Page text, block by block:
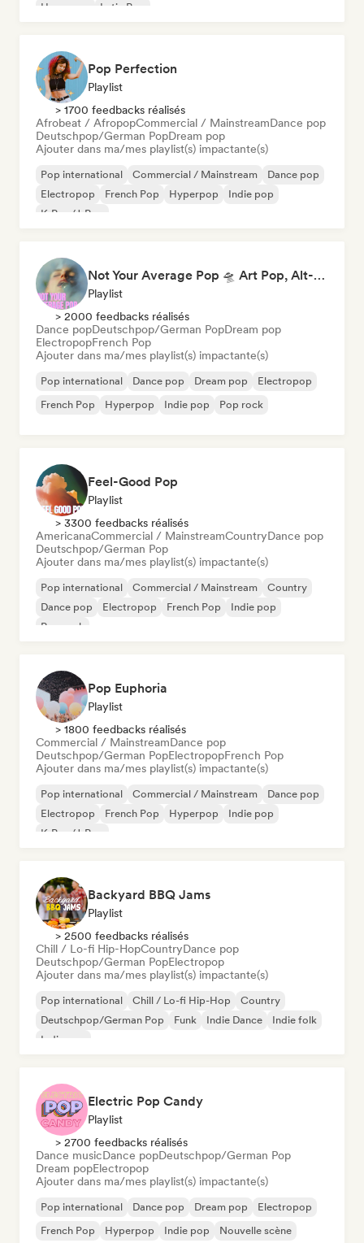
Hyperpop
Latin Pop
Pop Perfection
Playlist
> 1700 feedbacks réalisés
Afrobeat / AfropopCommercial / MainstreamDance pop
Deutschpop/German PopDream pop
Ajouter dans ma/mes playlist(s) impactante(s)
Pop international Commercial / Mainstream
Dance pop
Electropop
French Pop Hyperpop
Indie pop
K-Pop/J-Pop
Not Your Average Pop 🛸 Art Pop, Alt-Pop & Indie Pop
Playlist
> 2000 feedbacks réalisés
Dance popDeutschpop/German PopDream pop
ElectropopFrench Pop
Ajouter dans ma/mes playlist(s) impactante(s)
Pop international Dance pop Dream pop
Electropop
French Pop
Hyperpop Indie pop Pop rock
Feel-Good Pop
Playlist
> 3300 feedbacks réalisés
AmericanaCommercial / MainstreamCountryDance pop
Deutschpop/German Pop
Ajouter dans ma/mes playlist(s) impactante(s)
Pop international Commercial / Mainstream
Country
Dance pop
Electropop French Pop
Indie pop
Pop rock
Pop Euphoria
Playlist
> 1800 feedbacks réalisés
Commercial / MainstreamDance pop
Deutschpop/German PopElectropopFrench Pop
Ajouter dans ma/mes playlist(s) impactante(s)
Pop international Commercial / Mainstream
Dance pop
Electropop
French Pop Hyperpop
Indie pop
K-Pop/J-Pop
Backyard BBQ Jams
Playlist
> 2500 feedbacks réalisés
Chill / Lo-fi Hip-HopCountryDance pop
Deutschpop/German PopElectropop
Ajouter dans ma/mes playlist(s) impactante(s)
Pop international Chill / Lo-fi Hip-Hop
Country
Deutschpop/German Pop
Funk Indie Dance
Indie folk
Indie pop
Electric Pop Candy
Playlist
> 2700 feedbacks réalisés
Dance musicDance popDeutschpop/German Pop
Dream popElectropop
Ajouter dans ma/mes playlist(s) impactante(s)
Pop international Dance pop Dream pop
Electropop
French Pop
Hyperpop Indie pop Nouvelle scène